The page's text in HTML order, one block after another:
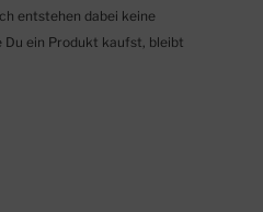
entstehen dabei keine
Du ein Produkt kaufst, bleibt